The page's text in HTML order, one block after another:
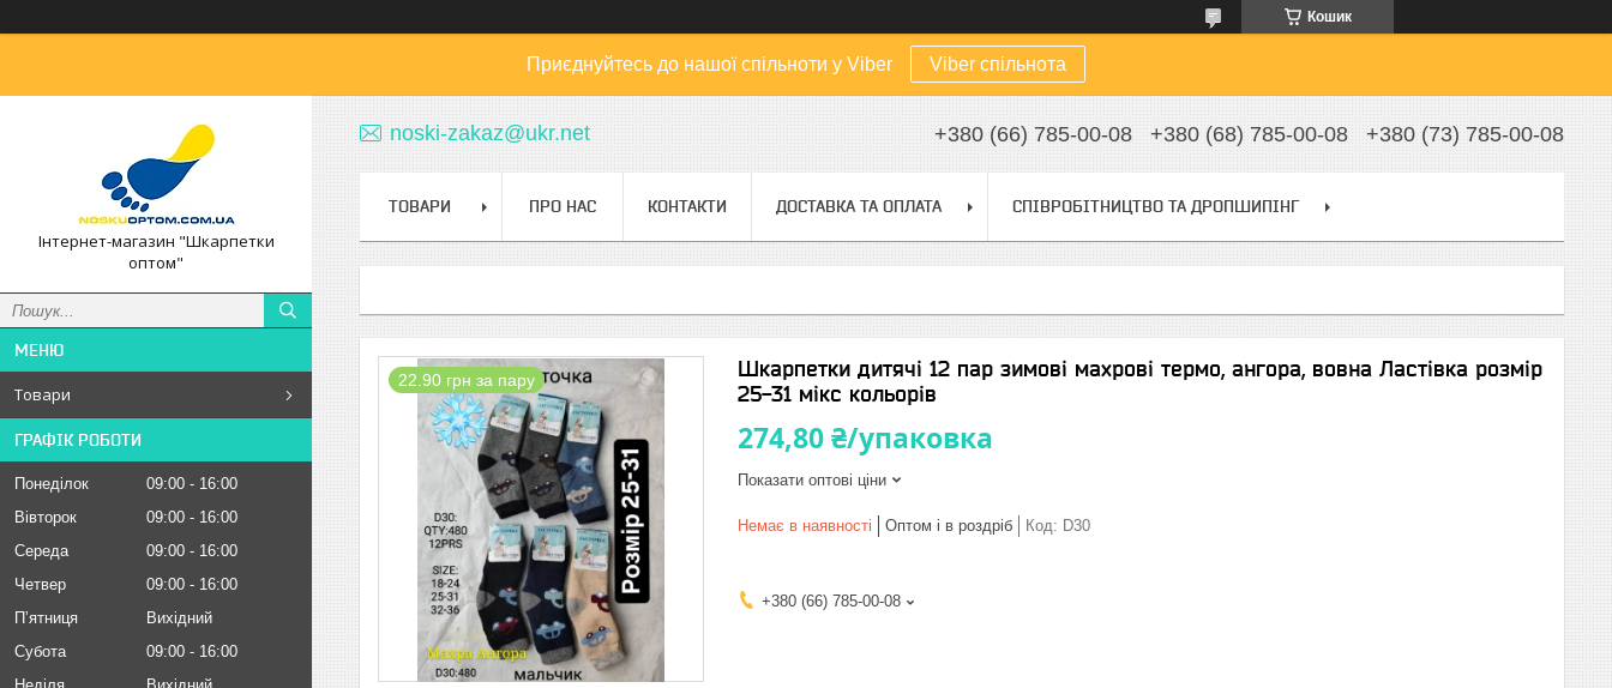
Кошик
Приєднуйтесь до нашої спільноти у Viber Viber спільнота
Інтернет-магазин "Шкарпетки
оптом"
Товари
ГРАФІК РОБОТИ
Понеділок 09:00
16:00
Вівторок
09:00
16:00
Середа
09:00
16:00
Четвер
09:00
16:00
Пʼятниця
Вихідний
Субота
09:00
16:00
noski-zakaz@ukr.net +380 (66) 785-00-08 +380 (68) 785-00-08 +380 (73) 785-00-08
ТОВАРИ ПРО НАС КОНТАКТИ ДОСТАВКА ТА ОПЛАТА СПІВРОБІТНИЦТВО ТА ДРОПШИПІНГ
22.90 грн за пару
Шкарпетки дитячі 12 пар зимові махрові термо, ангора, вовна Ластівка розмір
25-31 мікс кольорів
274,80 ₴/упаковка
Показати оптові ціни
Немає в наявності Оптом і в роздріб Код: D30
+380 (66) 785-00-08